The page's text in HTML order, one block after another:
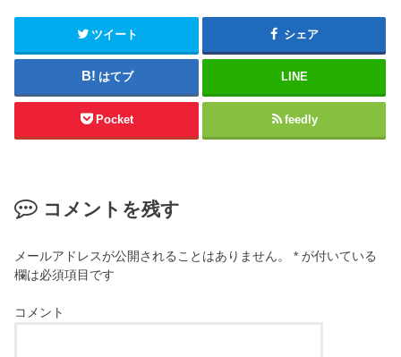
ツイート シェア
はてブ LINE
Pocket feedly
コメントを残す
メールアドレスが公開されることはありません。 * が付いている
欄は必須項目です
コメント